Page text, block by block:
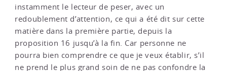
instamment le lecteur de peser, avec un
redoublement d’attention, ce qui a été dit sur cette
matière dans la première partie, depuis la
proposition 16 jusqu’à la fin. Car personne ne
pourra bien comprendre ce que je veux établir, s’il
ne prend le plus grand soin de ne pas confondre la